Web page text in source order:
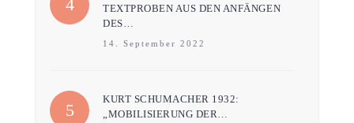
TEXTPROBEN AUS DEN ANFÄNGEN
DES…
14. September 2022
KURT SCHUMACHER 1932:
„MOBILISIERUNG DER…